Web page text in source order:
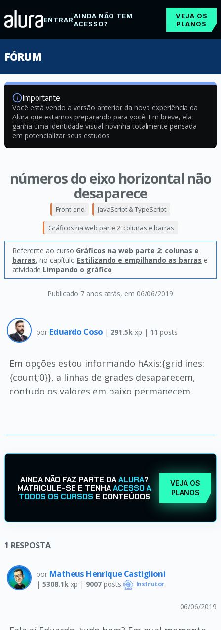
ENTRARAINDA NÃO TEM
ACESSO?
VEJA OS
PLANOS
FÓRUM
Importante
Você está vendo a versão anterior da nova experiência da
Alura que estamos preparando para você. Em breve, ela
ganha uma identidade visual novinha totalmente pensada
em potencializar seus estudos!
números do eixo horizontal não
desaparece
Publicado 7 anos atrás, em 06/06/2019
Front-end JavaScript & TypeScript
Gráficos na web parte 2: colunas e barras
Referente ao curso Gráficos na web parte 2: colunas e
barras, no capítulo Estilizando e empilhando as barras e
atividade Limpando o gráfico
por Eduardo Coso | 291.5k xp | 11 posts
Em opções estou informando hAxis:{gridlines:
{count;0}}, a linhas de grades desaparecem,
contudo os valores em baixo permanecem.
AINDA NÃO FAZ PARTE DAALURA?
MATRICULE-SE E TENHAACESSO A
TODOS OS CURSOS E CONTEÚDOS
VEJA OS
PLANOS
1 RESPOSTA
por Matheus Henrique Castiglioni
| 5308.1k xp | 9007posts Instrutor
06/06/2019